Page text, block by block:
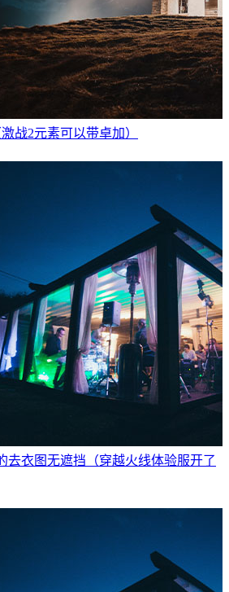
战2元素可以带卓加）
去衣图无遮挡（穿越火线体验服开了